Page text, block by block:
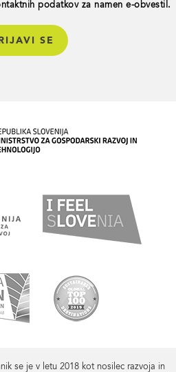
podatkov za namen e-obvestil.
se je v letu 2018 kot nosilec razvoja in